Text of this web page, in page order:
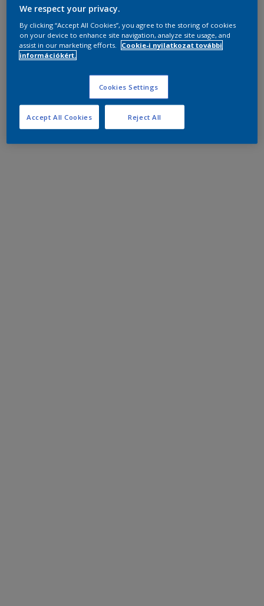
We respect your privacy.
By clicking “Accept All Cookies”, you agree to the storing of cookies
on your device to enhance site navigation, analyze site usage, and
assist in our marketing efforts.
Cookie-i nyilatkozat további
információkért.
Cookies Settings
Reject All
Accept All Cookies